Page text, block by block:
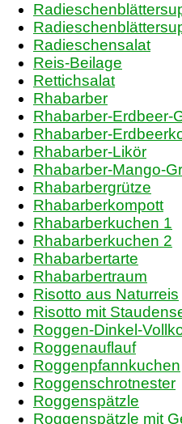
Radieschensalat
Reis-Beilage
Rettichsalat
Rhabarber
Rhabarber-Erdbeer-
Rhabarber-
Rhabarber-Likör
Rhabarber-Mango-
Rhabarbergrütze
Rhabarberkompott
Rhabarberkuchen 1
Rhabarberkuchen 2
Rhabarbertarte
Rhabarbertraum
Risotto aus Naturreis
Risotto mit
Roggen-Dinkel-
Roggenauflauf
Roggenpfannkuchen
Roggenschrotnester
Roggenspätzle
Roggenspätzle mit